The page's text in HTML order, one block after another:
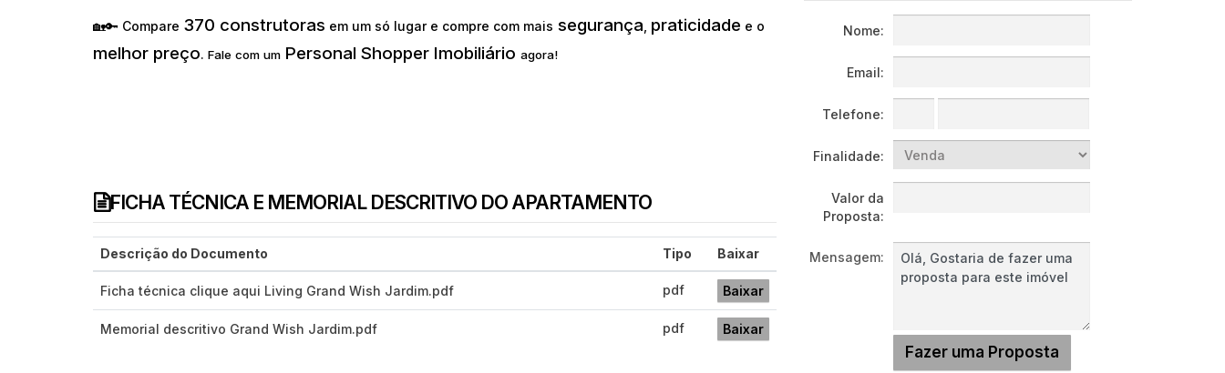
🏡🔑 Compare 370 construtoras em um só lugar e compre com mais segurança praticidade e o
melhor preço. Fale com um Personal Shopper Imobiliário agora!
FICHA TÉCNICA E MEMORIAL DESCRITIVO DO APARTAMENTO
Descrição do Documento Tipo Baixar
Ficha técnica clique aqui Living Grand Wish Jardim.pdf pdf Baixar
Memorial descritivo Grand Wish Jardim.pdf pdf Baixar
Nome:
Email:
Telefone:
Finalidade:
Valor da
Proposta:
Mensagem: